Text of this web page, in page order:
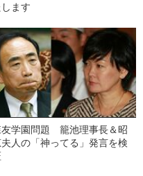
ます
友学園問題 籠池理事長＆昭
人の「神ってる」発言を検